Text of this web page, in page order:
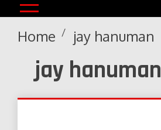
Home jay hanuman
jay hanuman